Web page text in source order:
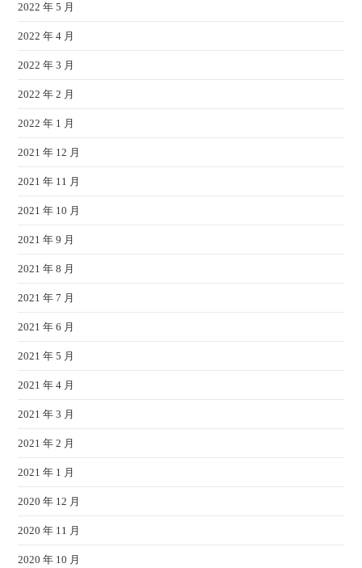
2022 年 5 月
2022 年 4 月
2022 年 3 月
2022 年 2 月
2022 年 1 月
2021 年 12 月
2021 年 11 月
2021 年 10 月
2021 年 9 月
2021 年 8 月
2021 年 7 月
2021 年 6 月
2021 年 5 月
2021 年 4 月
2021 年 3 月
2021 年 2 月
2021 年 1 月
2020 年 12 月
2020 年 11 月
2020 年 10 月